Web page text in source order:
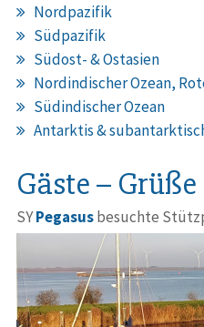
Nordpazifik
Südpazifik
Südost- & Ostasien
Nordindischer Ozean,
Südindischer Ozean
Antarktis &
Gäste – Grüße
SYPegasusbesuchte